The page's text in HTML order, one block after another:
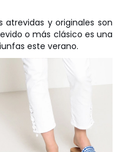
y originales son
o más clásico es una
este verano.